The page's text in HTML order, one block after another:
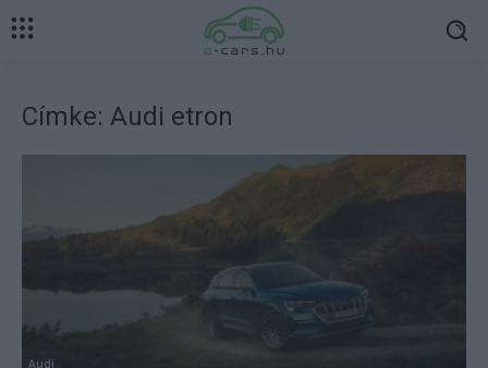
Címke: Audi etron
Audi